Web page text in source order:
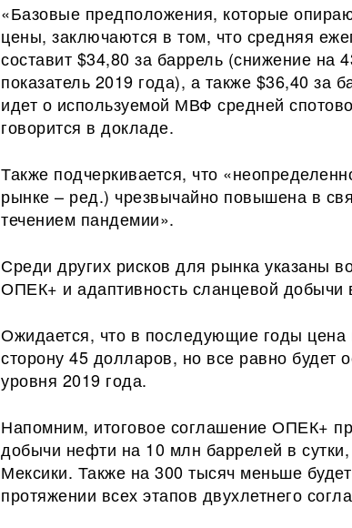
«Базовые предположения, которые
цены, заключаются в том, что средняя
составит $34,80 за баррель (снижение на
показатель 2019 года), а также $36,40 за
идет о используемой МВФ средней
говорится в докладе.
Также подчеркивается, что
рынке – ред.) чрезвычайно повышена в
течением пандемии».
Среди других рисков для рынка указаны
ОПЕК+ и адаптивность сланцевой
Ожидается, что в последующие годы цена
сторону 45 долларов, но все равно будет
уровня 2019 года.
Напомним, итоговое соглашение ОПЕК+
добычи нефти на 10 млн баррелей в
Мексики. Также на 300 тысяч меньше
протяжении всех этапов двухлетнего